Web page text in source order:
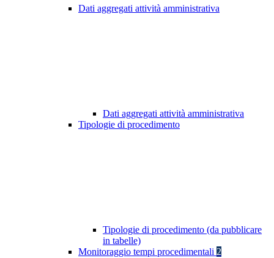
Dati aggregati attività amministrativa
Dati aggregati attività amministrativa
Tipologie di procedimento
Tipologie di procedimento (da pubblicare
in tabelle)
Monitoraggio tempi procedimentali 2